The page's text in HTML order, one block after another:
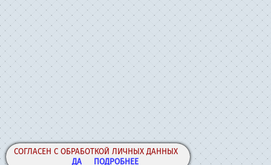
СОГЛАСЕН С ОБРАБОТКОЙ ЛИЧНЫХ ДАННЫХ
ДА
ПОДРОБНЕЕ